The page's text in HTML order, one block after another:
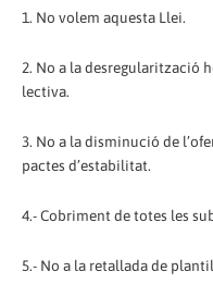
1. No volem aquesta Llei.
2. No a la desregularització
lectiva.
3. No a la disminució de
pactes d’estabilitat.
4.- Cobriment de totes les
5.- No a la retallada de